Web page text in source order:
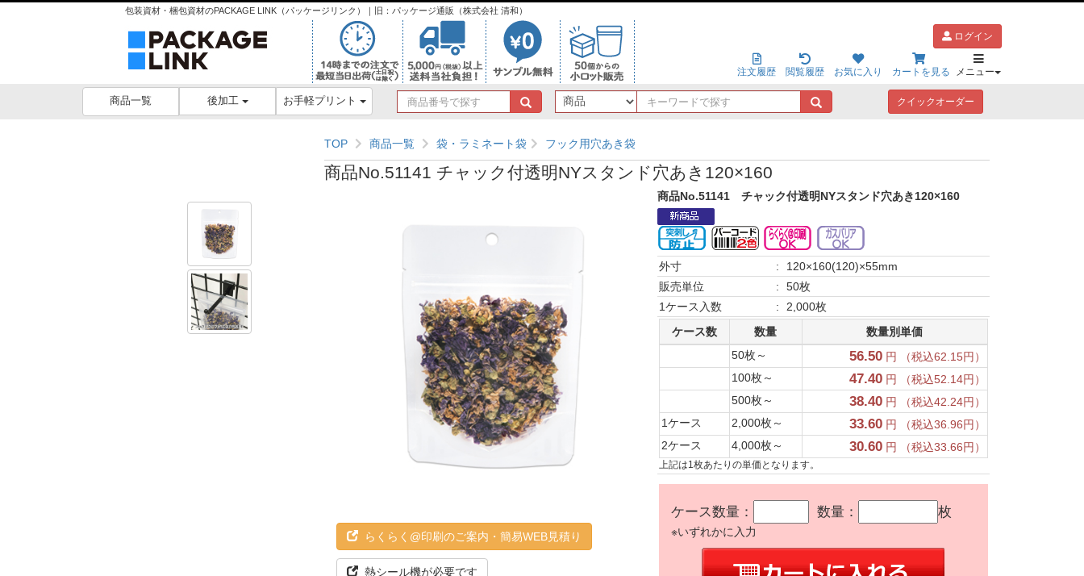
包装資材・梱包資材のPACKAGE LINK（パッケージリンク）｜旧：パッケージ通販（株式会社 清和）
ログイン
注文履歴 閲覧履歴 お気に入り カートを見る メニュー
商品一覧 後加工 お手軽プリント
商
品
号
で
探
キ
ー
ド
で
探
クイックオーダー
TOP 商品一覧 袋・ラミネート袋 フック用穴あき袋
商品No.51141 チャック付透明NYスタンド穴あき120×160
らくらく@印刷のご案内・簡易WEB見積り
熱シール機が必要です
商品No.51141 チャック付透明NYスタンド穴あき120×160
外寸 :
120×160(120)×55mm
販売単位
:
50枚
1ケース入数
:
2,000枚
ケース数
数量
数量別単価
50枚～
56.50円 （税込62.15円）
100枚～
47.40円 （税込52.14円）
500枚～
38.40円 （税込42.24円）
1ケース
2,000枚～ 33.60円 （税込36.96円）
2ケース
4,000枚～ 30.60円 （税込33.66円）
上記は1枚あたりの単価となります。
ケース数量： 数量： 枚
※いずれかに入力